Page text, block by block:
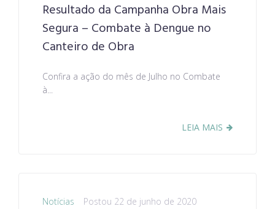
Resultado da Campanha Obra Mais
Segura – Combate à Dengue no
Canteiro de Obra
Confira a ação do mês de Julho no Combate
à...
LEIA MAIS
Notícias Postou 22 de junho de 2020